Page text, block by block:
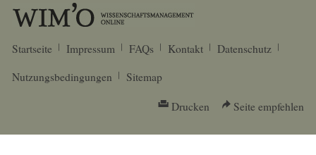
Startseite Impressum FAQs Kontakt
Datenschutz
Nutzungsbedingungen
Sitemap
Drucken Seite empfehlen